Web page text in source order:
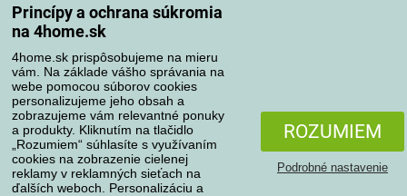
Princípy a ochrana súkromia
na 4home.sk
4home.sk prispôsobujeme na mieru
vám. Na základe vášho správania na
webe pomocou súborov cookies
personalizujeme jeho obsah a
zobrazujeme vám relevantné ponuky
a produkty. Kliknutím na tlačidlo
„Rozumiem“ súhlasíte s využívaním
cookies na zobrazenie cielenej
reklamy v reklamných sieťach na
ďalších weboch. Personalizáciu a
ROZUMIEM
Podrobné nastavenie
Pravidlá spracovania recenzií
Spôsoby dopravy
Spôsoby platby
Spoľahlivý obchod